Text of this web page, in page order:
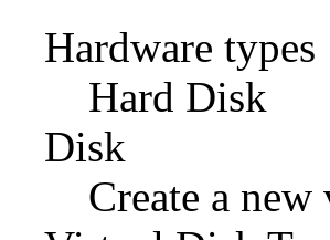
Hardware types
Hard Disk
Disk
Create a